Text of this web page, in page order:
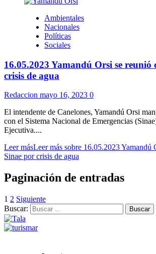
Ambientales
Nacionales
Políticas
Sociales
16.05.2023 Yamandú Orsi se reunió
crisis de agua
Redaccion mayo 16, 2023 0
El intendente de Canelones, Yamandú Orsi
con el Sistema Nacional de Emergencias
Ejecutiva....
Leer másLeer más sobre 16.05.2023 Yamandú
Sinae por crisis de agua
Paginación de entradas
1 2 Siguiente
Buscar: